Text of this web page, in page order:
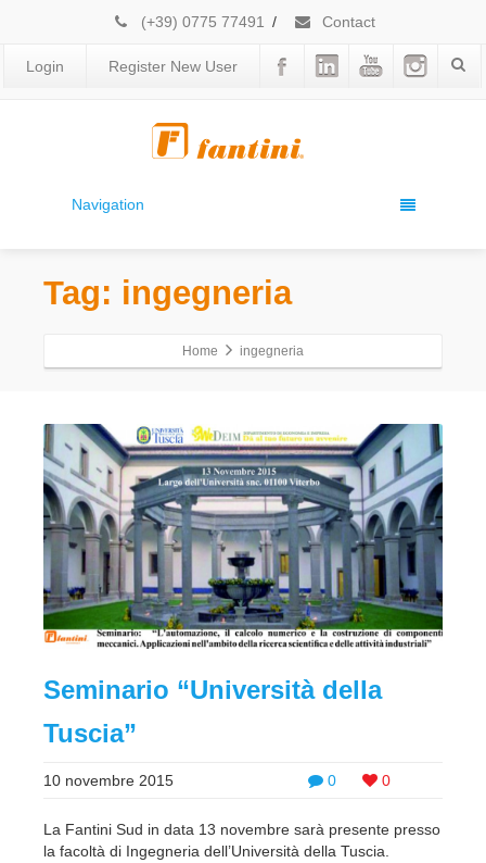
(+39) 0775 77491 / Contact
Login Register New User
Navigation
Tag: ingegneria
Home ingegneria
Seminario “Università della
Tuscia”
0 0
10 novembre 2015
La Fantini Sud in data 13 novembre sarà presente presso
la facoltà di Ingegneria dell’Università della Tuscia.